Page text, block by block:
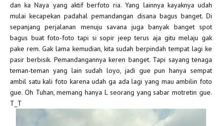
dan ka Naya yang aktif berfoto ria. Yang lainnya kayaknya udah
mulai kecapekan padahal pemandangan disana bagus banget. Di
sepanjang perjalanan menuju savana juga banyak banget spot
bagus buat foto-foto tapi si sopir jeep terus aja gitu melaju gak
pake rem. Gak lama kemudian, kita sudah berpindah tempat lagi ke
pasir berbisik. Pemandangannya keren banget. Tapi sayang tenaga
teman-teman yang lain sudah loyo, jadi gue pun hanya sempat
ambil satu kali foto karena udah ga ada lagi yang mau ambilin foto
gue. Oh Tuhan, memang hanya L seorang yang sabar motretin gue.
T_T